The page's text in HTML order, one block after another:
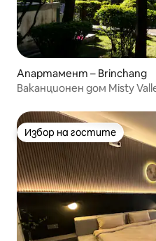
Апартамент – Brinchang
Ваканционен дом Misty
Избор на гостите
Избор на гостите